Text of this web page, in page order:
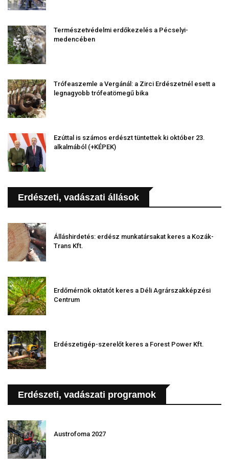
Természetvédelmi erdőkezelés a Pécselyi-
medencében
Trófeaszemle a Vergánál: a Zirci Erdészetnél esett a
legnagyobb trófeatömegű bika
Ezúttal is számos erdészt tüntettek ki október 23.
alkalmából (+KÉPEK)
Erdészeti, vadászati állások
Álláshirdetés: erdész munkatársakat keres a Kozák-
Trans Kft.
Erdőmérnök oktatót keres a Déli Agrárszakképzési
Centrum
Erdészetigép-szerelőt keres a Forest Power Kft.
Erdészeti, vadászati programok
Austrofoma 2027